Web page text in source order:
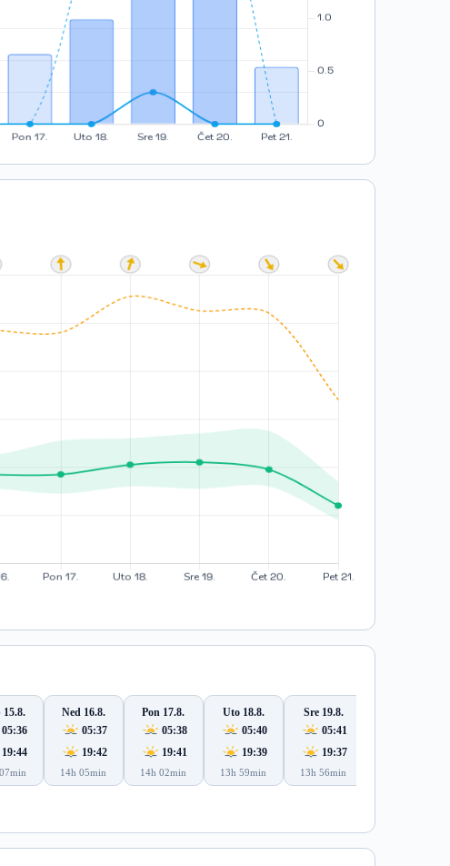
15.8.
05:36
19:44
Ned 16.8.
05:37
19:42
14h 05min
Pon 17.8.
05:38
19:41
14h 02min
Uto 18.8.
05:40
19:39
13h 59min
Sre 19.8.
05:41
19:37
13h 56min